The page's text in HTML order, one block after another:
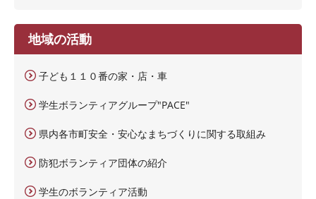
地域の活動
子ども１１０番の家・店・車
学生ボランティアグループ"PACE"
県内各市町安全・安心なまちづくりに関する取組み
防犯ボランティア団体の紹介
学生のボランティア活動